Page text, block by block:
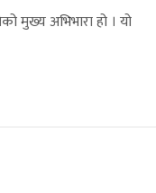
मुख्य अभिभारा हो । यो